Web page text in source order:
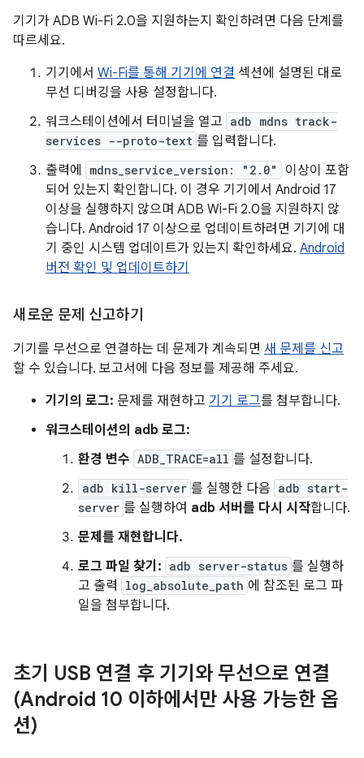
기기가 ADB Wi-Fi 2.0을 지원하는지 확인하려면 다음 단계를
따르세요.
기기에서 Wi-Fi를 통해 기기에 연결 섹션에 설명된 대로
무선 디버깅을 사용 설정합니다.
워크스테이션에서 터미널을 열고 adb mdns track-
services --proto-text 를 입력합니다.
출력에
mdns_service_version: "2.0"
이상이 포함
되어 있는지 확인합니다. 이 경우 기기에서 Android 17
이상을 실행하지 않으며 ADB Wi-Fi 2.0을 지원하지 않
습니다. Android 17 이상으로 업데이트하려면 기기에 대
기 중인 시스템 업데이트가 있는지 확인하세요. Android
버전 확인 및 업데이트하기
새로운 문제 신고하기
기기를 무선으로 연결하는 데 문제가 계속되면 새 문제를 신고
할 수 있습니다. 보고서에 다음 정보를 제공해 주세요.
기기의 로그: 문제를 재현하고 기기 로그를 첨부합니다.
워크스테이션의 adb 로그:
환경 변수 ADB_TRACE=all 를 설정합니다.
adb kill-server 를 실행한 다음 adb start-
server 를 실행하여 adb 서버를 다시 시작합니다.
문제를 재현합니다.
로그 파일 찾기: adb server-status 를 실행하
고 출력
log_absolute_path 에 참조된 로그 파
일을 첨부합니다.
초기 USB 연결 후 기기와 무선으로 연결
(Android 10 이하에서만 사용 가능한 옵
션)